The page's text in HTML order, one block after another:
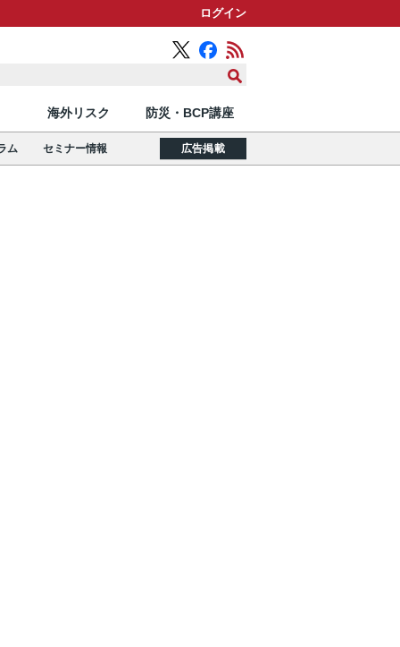
ログイン
海外リスク 防災・BCP講座
ム セミナー情報 広告掲載